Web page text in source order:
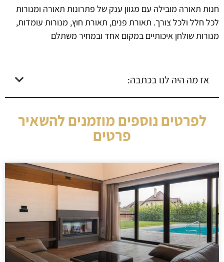
חנות תאורה מובילה עם מגוון ענק של פתרונות תאורה ומנורות
לכל חלל ולכל צורך. תאורת פנים, תאורת חוץ, מנורות עומדות,
מנורות שולחן איכותיים במקום אחד ובמחיר משתלם
אז מה היה לנו בכתבה:
לפרטים נוספים מוזמנים להשאיר
פרטים